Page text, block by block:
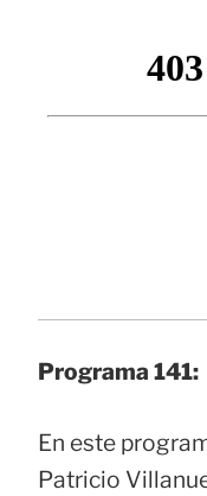
Programa 141:
En este
Patricio